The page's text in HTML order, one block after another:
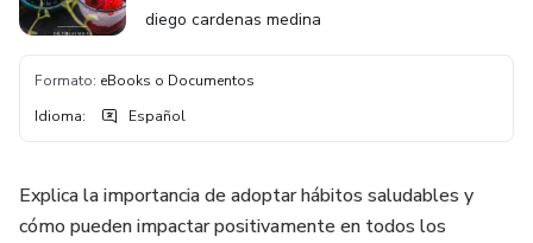
diego cardenas medina
Formato: eBooks o Documentos
Idioma: Español
Explica la importancia de adoptar hábitos saludables y
cómo pueden impactar positivamente en todos los